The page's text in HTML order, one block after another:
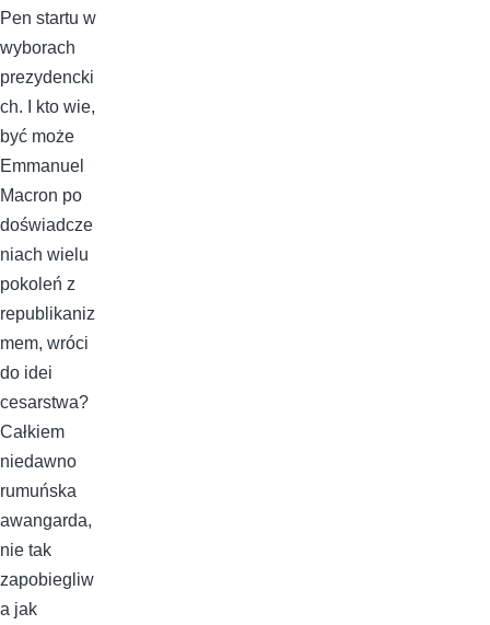
Pen startu w
wyborach
prezydencki
ch. I kto wie,
być może
Emmanuel
Macron po
doświadcze
niach wielu
pokoleń z
republikaniz
mem, wróci
do idei
cesarstwa?
Całkiem
niedawno
rumuńska
awangarda,
nie tak
zapobiegliw
a jak